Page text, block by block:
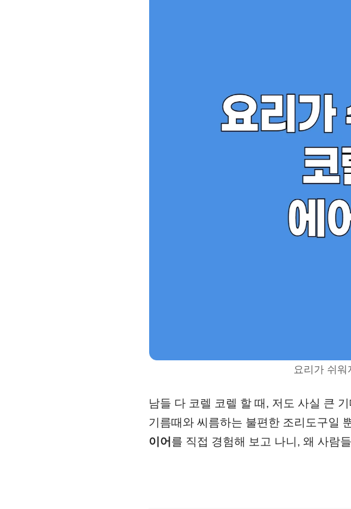
요리가 쉬워
남들 다 코렐 코렐 할 때, 저도 사실 큰
기름때와 씨름하는 불편한 조리도구일
이어 를 직접 경험해 보고 나니, 왜 사람